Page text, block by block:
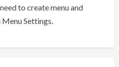
to create menu and
Settings.